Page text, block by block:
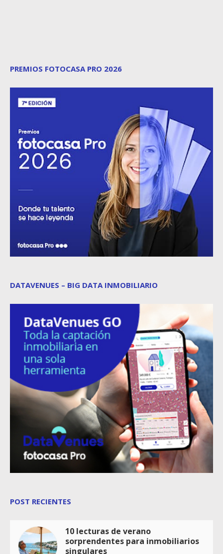
PREMIOS FOTOCASA PRO 2026
DATAVENUES – BIG DATA INMOBILIARIO
POST RECIENTES
10 lecturas de verano
sorprendentes para inmobiliarios
singulares